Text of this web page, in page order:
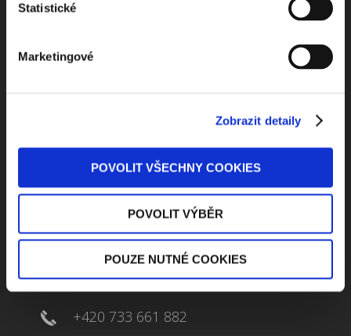
Statistické
Marketingové
Zobrazit detaily
POVOLIT VŠECHNY COOKIES
POVOLIT VÝBĚR
POUZE NUTNÉ COOKIES
zpracování osobních údajů
Kontaktuje nás
Jungmannova 34, 110 00 Praha
+420 733 661 882